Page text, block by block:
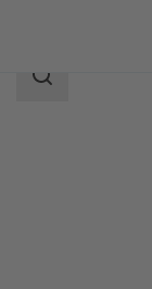
Oblasť